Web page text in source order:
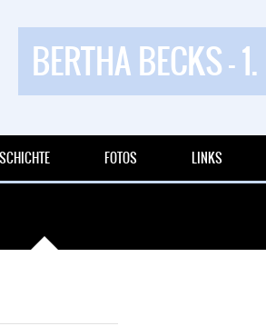
BERTHA BECKS -
FOTOS LINKS